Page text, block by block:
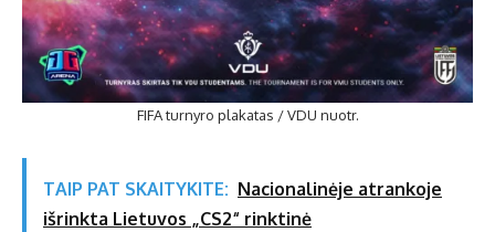
FIFA turnyro plakatas / VDU nuotr.
TAIP PAT SKAITYKITE: Nacionalinėje atrankoje
išrinkta Lietuvos „CS2“ rinktinė